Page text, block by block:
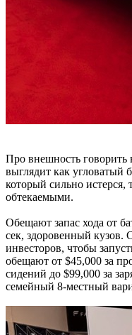
Про внешность говорить
выглядит как угловатый
который сильно истерся,
обтекаемыми.
Обещают запас хода от
сек, здоровенный кузов.
инвесторов, чтобы
обещают от $45,000 за
сидений до $99,000 за
семейный 8-местный